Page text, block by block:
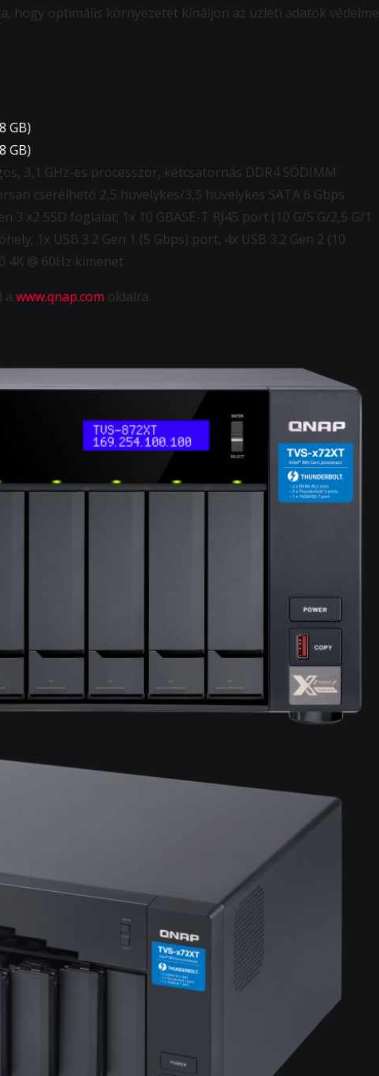
hogy optimális környezetet kínáljon az üzleti adatok védelme
GB)
GB)
3,1 GHz-es processzor, kétcsatornás DDR4 SODIMM
cserélhető 2,5 hüvelykes/3,5 hüvelykes SATA 6 Gbps
3 x2 SSD foglalat; 1x 10 GBASE-T RJ45 port (10 G/5 G/2,5 G/1
1x USB 3.2 Gen 1 (5 Gbps) port, 4x USB 3.2 Gen 2 (10
4K @ 60Hz kimenet
a www.qnap.com oldalra.